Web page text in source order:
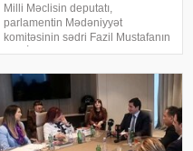
Milli Məclisin deputatı,
parlamentin Mədəniyyət
komitəsinin sədri Fazil Mustafanın
Şah İsmayıl Xətai ilə bağlı
ictimai müzakirələrə səbəb olub. .
Deputat Şah İsmayılın adını
daşıyan ordeni